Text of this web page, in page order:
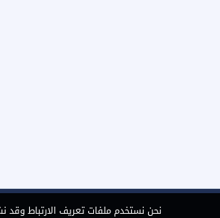
نحن نستخدم ملفات تعريف الارتباط وقد